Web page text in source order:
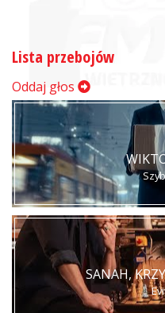
Lista przebojów
Oddaj głos
SANAH,